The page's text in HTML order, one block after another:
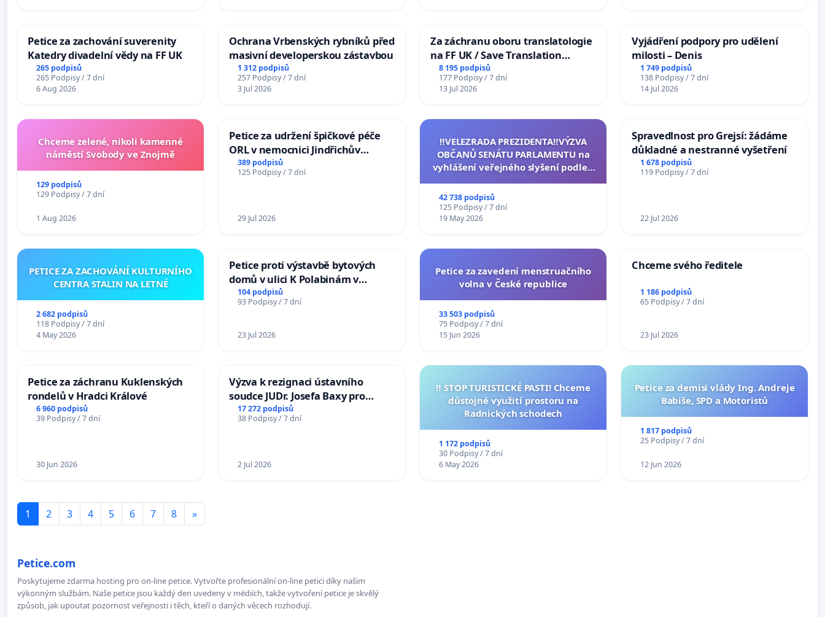
Petice za zachování suverenity
Katedry divadelní vědy na FF UK
265 podpisů
265 Podpisy / 7 dní
6 Aug 2026
Ochrana Vrbenských rybníků před
masivní developerskou zástavbou
1 312 podpisů
257 Podpisy / 7 dní
3 Jul 2026
Za záchranu oboru translatologie
na FF UK / Save Translation
Studies at the Faculty of Arts,
Charles University
8 195 podpisů
177 Podpisy / 7 dní
13 Jul 2026
Vyjádření podpory pro udělení
milosti – Denis
1 749 podpisů
138 Podpisy / 7 dní
14 Jul 2026
Chceme zelené, nikoli kamenné
náměstí Svobody ve Znojmě
129 podpisů
129 Podpisy / 7 dní
1 Aug 2026
Petice za udržení špičkové péče
ORL v nemocnici Jindřichův
Hradec
389 podpisů
125 Podpisy / 7 dní
29 Jul 2026
‼️VELEZRADA PREZIDENTA‼️VÝZVA
OBČANŮ SENÁTU PARLAMENTU na
vyhlášení veřejného slyšení podle §
na přijetí usnesení k podání ústavní
žaloby na prezidenta republiky
42 738 podpisů
125 Podpisy / 7 dní
19 May 2026
Spravedlnost pro Grejsí: žádáme
důkladné a nestranné vyšetření
1 678 podpisů
119 Podpisy / 7 dní
22 Jul 2026
PETICE ZA ZACHOVÁNÍ KULTURNÍHO
CENTRA STALIN NA LETNÉ
2 682 podpisů
118 Podpisy / 7 dní
4 May 2026
Petice proti výstavbě bytových
domů v ulici K Polabinám v
Pardubicích
104 podpisů
93 Podpisy / 7 dní
23 Jul 2026
Petice za zavedení menstruačního
volna v České republice
33 503 podpisů
75 Podpisy / 7 dní
15 Jun 2026
Chceme svého ředitele
1 186 podpisů
65 Podpisy / 7 dní
23 Jul 2026
Petice za záchranu Kuklenských
rondelů v Hradci Králové
6 960 podpisů
39 Podpisy / 7 dní
30 Jun 2026
Výzva k rezignaci ústavního
soudce JUDr. Josefa Baxy pro
ohrožení důvěry ve spravedlivý
proces
17 272 podpisů
38 Podpisy / 7 dní
2 Jul 2026
‼️ STOP TURISTICKÉ PASTI! Chceme
důstojné využití prostoru na
Radnických schodech
1 172 podpisů
30 Podpisy / 7 dní
6 May 2026
Petice za demisi vlády Ing. Andreje
Babiše, SPD a Motoristů
1 817 podpisů
25 Podpisy / 7 dní
12 Jun 2026
1 2 3 4 5 6 7 8 »
Petice.com
Poskytujeme zdarma hosting pro on-line petice. Vytvořte profesionální on-line petici díky našim
výkonným službám. Naše petice jsou každý den uvedeny v médiích, takže vytvoření petice je skvělý
způsob, jak upoutat pozornost veřejnosti i těch, kteří o daných věcech rozhodují.